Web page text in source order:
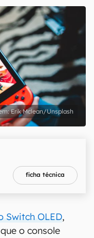
Erik Mclean/Unsplash
ficha técnica
Switch OLED,
o console